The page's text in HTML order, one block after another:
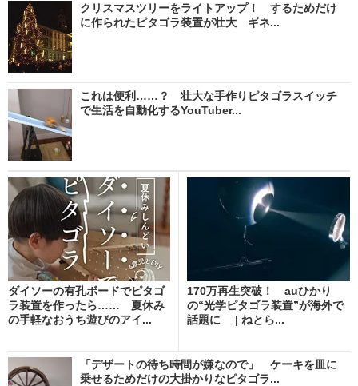
クリスマスツリーをライトアップ！ するためだけ
に作られたピタゴラ装置が壮大 ギネ...
これは便利……？ 壮大な手作りピタゴラスイッチ
で生活を自動化するYouTuber...
ダイソーの有孔ボードでピタゴ
ラ装置を作ったら…… 夏休み
の手軽なおうち遊びのアイ...
170万再生突破！ auひかり
の“光学ピタゴラ装置”が海外で
話題に | ねとら...
「デザートの待ち時間が嫌なので」 ケーキを皿に
乗せるためだけの大掛かりなピタゴラ...